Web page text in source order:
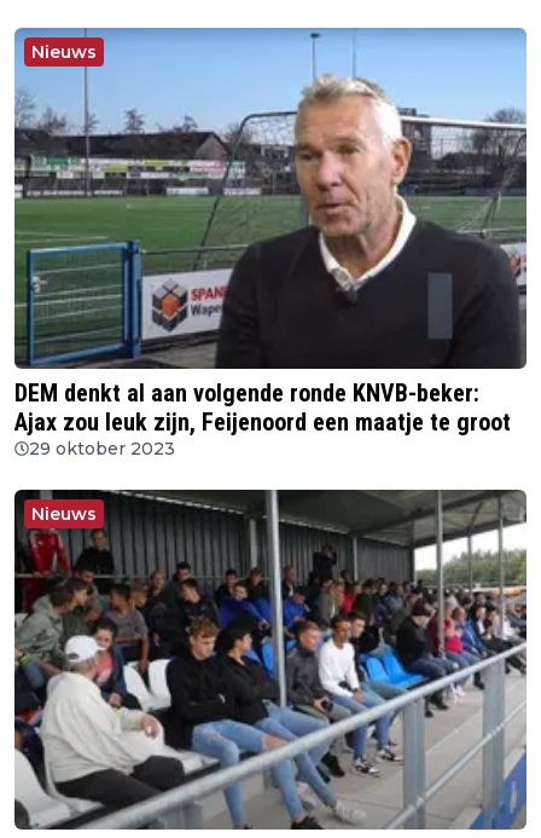
Nieuws
DEM denkt al aan volgende ronde KNVB-beker:
Ajax zou leuk zijn, Feijenoord een maatje te groot
29 oktober 2023
Nieuws